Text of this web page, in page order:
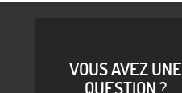
VOUS AVEZ UNE
QUESTION ?